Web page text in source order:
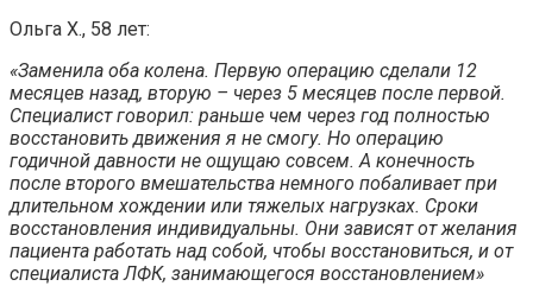
Ольга Х., 58 лет:
«Заменила оба колена. Первую операцию сделали 12
месяцев назад, вторую – через 5 месяцев после первой.
Специалист говорил: раньше чем через год полностью
восстановить движения я не смогу. Но операцию
годичной давности не ощущаю совсем. А конечность
после второго вмешательства немного побаливает при
длительном хождении или тяжелых нагрузках. Сроки
восстановления индивидуальны. Они зависят от желания
пациента работать над собой, чтобы восстановиться, и от
специалиста ЛФК, занимающегося восстановлением»